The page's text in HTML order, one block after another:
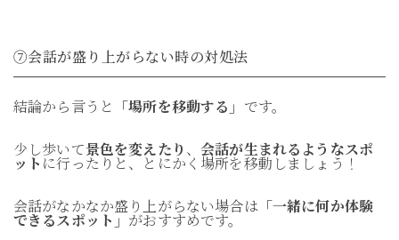
⑦会話が盛り上がらない時の対処法
結論から言うと 「場所を移動する」 です。
少し歩いて景色を変えたり 、会話が生まれるようなスポ
ット に行ったりと、とにかく場所を移動しましょう！
会話がなかなか盛り上がらない場合は「一緒に何か体験
できるスポット」 がおすすめです。